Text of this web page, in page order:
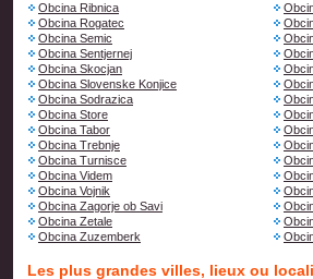
Obcina Ribnica
Obcina Rogatec
Obcina Semic
Obcina Sentjernej
Obcina Skocjan
Obcina Slovenske Konjice
Obcina Sodrazica
Obcina Store
Obcina Tabor
Obcina Trebnje
Obcina Turnisce
Obcina Videm
Obcina Vojnik
Obcina Zagorje ob Savi
Obcina Zetale
Obcina Zuzemberk
Les plus grandes villes, lieux ou